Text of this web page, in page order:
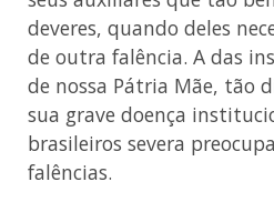
deveres, quando deles
de outra falência. A das
de nossa Pátria Mãe, tão
sua grave doença
brasileiros severa
falências.